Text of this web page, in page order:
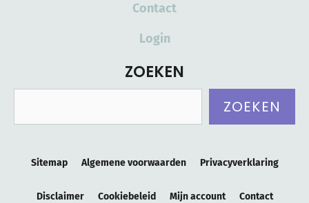
Contact
Login
ZOEKEN
ZOEKEN
Sitemap Algemene voorwaarden Privacyverklaring
Disclaimer Cookiebeleid Mijn account Contact